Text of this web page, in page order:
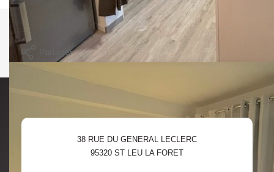
Imprimer
Partager
38 RUE DU GENERAL LECLERC
95320 ST LEU LA FORET